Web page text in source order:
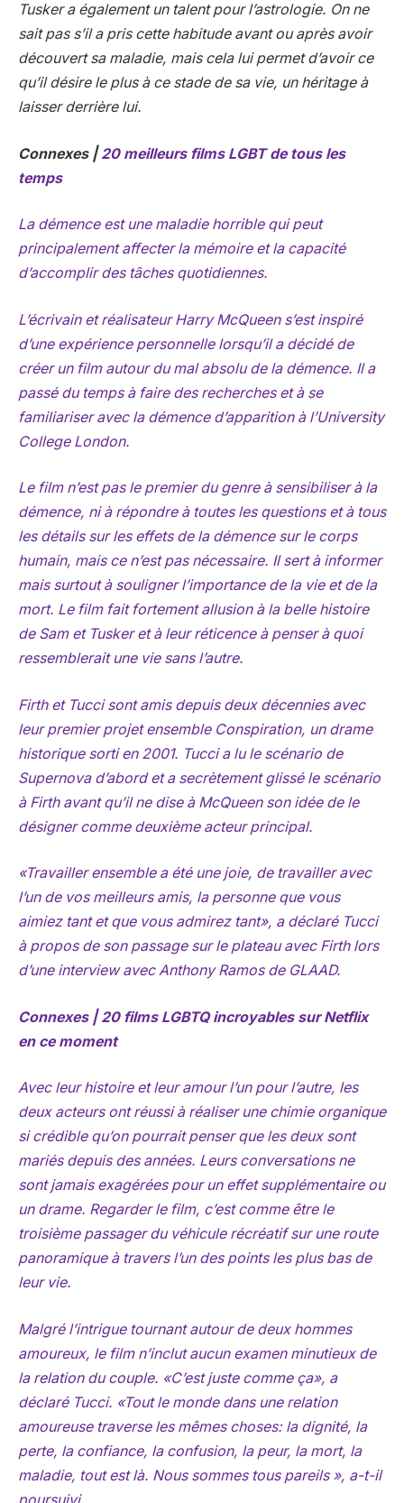
Tusker a également un talent pour l’astrologie. On ne
sait pas s’il a pris cette habitude avant ou après avoir
découvert sa maladie, mais cela lui permet d’avoir ce
qu’il désire le plus à ce stade de sa vie, un héritage à
laisser derrière lui.
Connexes |20 meilleurs films LGBT de tous les
temps
La démence est une maladie horrible qui peut
principalement affecter la mémoire et la capacité
d’accomplir des tâches quotidiennes.
L’écrivain et réalisateur Harry McQueen s’est inspiré
d’une expérience personnelle lorsqu’il a décidé de
créer un film autour du mal absolu de la démence. Il a
passé du temps à faire des recherches et à se
familiariser avec la démence d’apparition à l’University
College London.
Le film n’est pas le premier du genre à sensibiliser à la
démence, ni à répondre à toutes les questions et à tous
les détails sur les effets de la démence sur le corps
humain, mais ce n’est pas nécessaire. Il sert à informer
mais surtout à souligner l’importance de la vie et de la
mort. Le film fait fortement allusion à la belle histoire
de Sam et Tusker et à leur réticence à penser à quoi
ressemblerait une vie sans l’autre.
Firth et Tucci sont amis depuis deux décennies avec
leur premier projet ensemble Conspiration, un drame
historique sorti en 2001. Tucci a lu le scénario de
Supernovad’abord et a secrètement glissé le scénario
à Firth avant qu’il ne dise à McQueen son idée de le
désigner comme deuxième acteur principal.
«Travailler ensemble a été une joie, de travailler avec
l’un de vos meilleurs amis, la personne que vous
aimiez tant et que vous admirez tant», a déclaré Tucci
à propos de son passage sur le plateau avec Firth lors
d’une interview avec Anthony Ramos de GLAAD.
Connexes | 20 films LGBTQ incroyables sur Netflix
en ce moment
Avec leur histoire et leur amour l’un pour l’autre, les
deux acteurs ont réussi à réaliser une chimie organique
si crédible qu’on pourrait penser que les deux sont
mariés depuis des années. Leurs conversations ne
sont jamais exagérées pour un effet supplémentaire ou
un drame. Regarder le film, c’est comme être le
troisième passager du véhicule récréatif sur une route
panoramique à travers l’un des points les plus bas de
leur vie.
Malgré l’intrigue tournant autour de deux hommes
amoureux, le film n’inclut aucun examen minutieux de
la relation du couple. «C’est juste comme ça», a
déclaré Tucci. «Tout le monde dans une relation
amoureuse traverse les mêmes choses: la dignité, la
perte, la confiance, la confusion, la peur, la mort, la
maladie, tout est là. Nous sommes tous pareils », a-t-il